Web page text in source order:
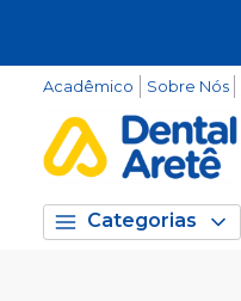
Acadêmico Sobre Nós
Categorias